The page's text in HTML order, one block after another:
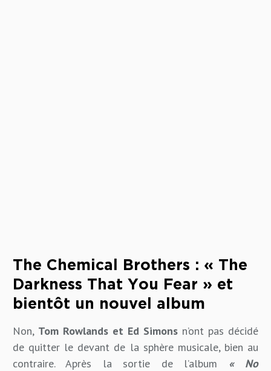
The Chemical Brothers : « The
Darkness That You Fear » et
bientôt un nouvel album
Non, Tom Rowlands et Ed Simons n’ont pas décidé
de quitter le devant de la sphère musicale, bien au
contraire. Après la sortie de l’album
« No